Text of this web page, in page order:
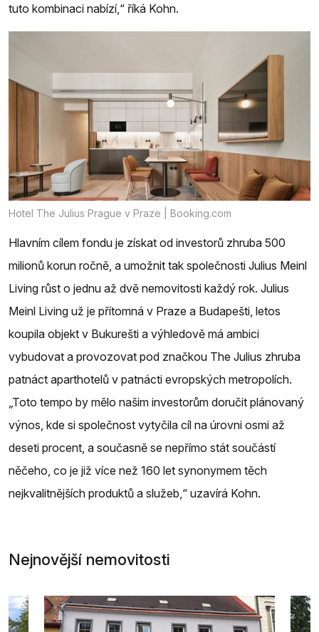
tuto kombinaci nabízí,“ říká Kohn.
Hotel The Julius Prague v Praze | Booking.com
Hlavním cílem fondu je získat od investorů zhruba 500
milionů korun ročně, a umožnit tak společnosti Julius Meinl
Living růst o jednu až dvě nemovitosti každý rok. Julius
Meinl Living už je přítomná v Praze a Budapešti, letos
koupila objekt v Bukurešti a výhledově má ambici
vybudovat a provozovat pod značkou The Julius zhruba
patnáct aparthotelů v patnácti evropských metropolích.
„Toto tempo by mělo našim investorům doručit plánovaný
výnos, kde si společnost vytyčila cíl na úrovni osmi až
deseti procent, a současně se nepřímo stát součástí
něčeho, co je již více než 160 let synonymem těch
nejkvalitnějších produktů a služeb,“ uzavírá Kohn.
Nejnovější nemovitosti